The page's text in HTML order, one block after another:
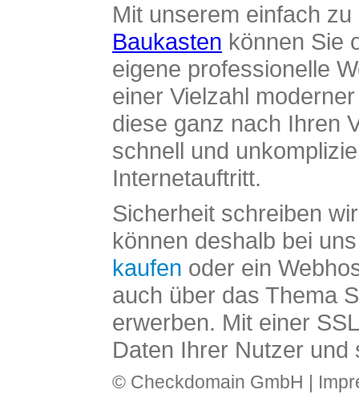
Mit unserem einfach
Baukasten können Sie
eigene professionelle
einer Vielzahl
diese ganz nach Ihren
schnell und
Internetauftritt.
Sicherheit schreiben
können deshalb bei
kaufen oder ein
auch über das Thema
erwerben. Mit einer
Daten Ihrer Nutzer und
© Checkdomain GmbH |